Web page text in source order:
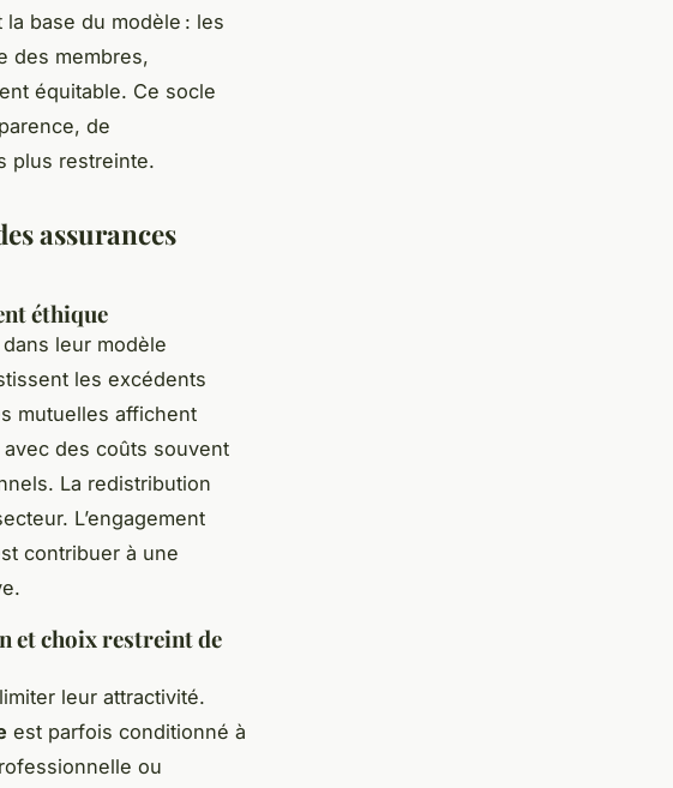
base du modèle : les
des membres,
équitable. Ce socle
de
plus restreinte.
assurances
éthique
leur modèle
les excédents
mutuelles affichent
des coûts souvent
La redistribution
L’engagement
contribuer à une
et choix restreint de
leur attractivité.
est parfois conditionné à
ou